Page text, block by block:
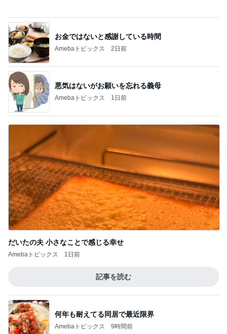
お金ではないと感謝している時間
Amebaトピックス 2日前
悪気はないがお願いを忘れる義母
Amebaトピックス 1日前
だいたの夫 小さなことで感じる幸せ
Amebaトピックス 1日前
記事を読む
何年も耐えてる同居で最近限界
Amebaトピックス 9時間前